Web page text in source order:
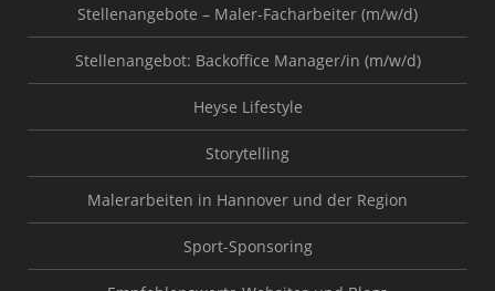
Stellenangebote – Maler-Facharbeiter (m/w/d)
Stellenangebot: Backoffice Manager/in (m/w/d)
Heyse Lifestyle
Storytelling
Malerarbeiten in Hannover und der Region
Sport-Sponsoring